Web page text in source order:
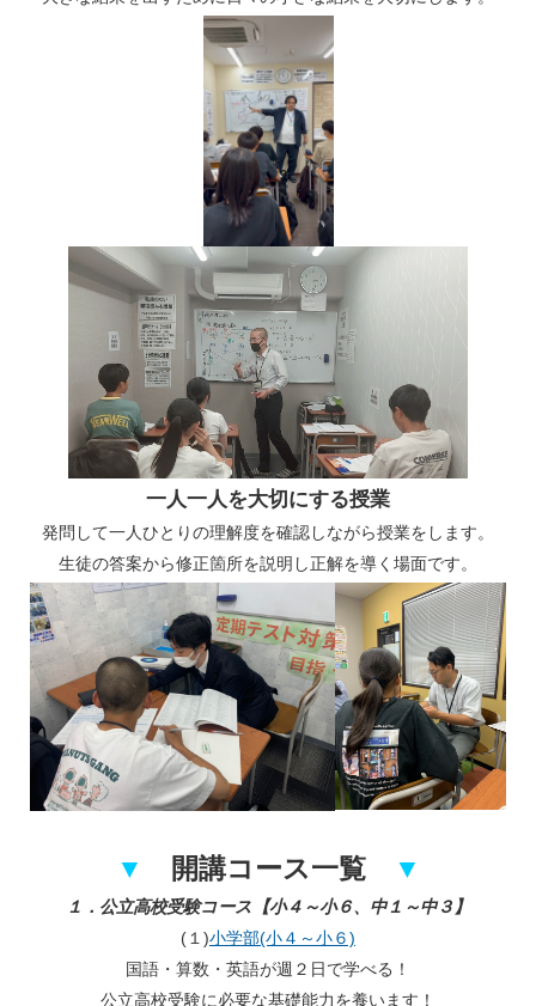
一人一人を大切にする授業
発問して一人ひとりの理解度を確認しながら授業をします。
生徒の答案から修正箇所を説明し正解を導く場面です。
▼ 開講コース一覧 ▼
１．公立高校受験コース【小４～小６、中１～中３】
(１)小学部(小４～小６)
国語・算数・英語が週２日で学べる！
公立高校受験に必要な基礎能力を養います！